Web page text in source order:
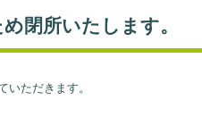
閉所いたします。
いただきます。